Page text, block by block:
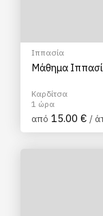
Ιππασία
Μάθημα
Καρδίτσα
1 ώρα
από 15.00 € /